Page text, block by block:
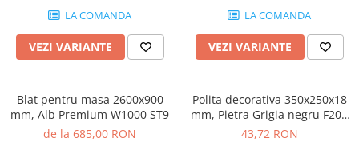
LA COMANDA
VEZI VARIANTE
LA COMANDA
VEZI VARIANTE
Blat pentru masa 2600x900
mm, Alb Premium W1000 ST9
de la 685,00 RON
Polita decorativa 350x250x18
mm, Pietra Grigia negru F206
ST9, grosime 18 mm
43,72 RON